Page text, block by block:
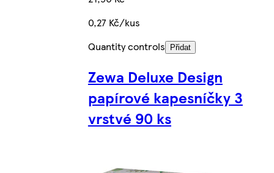
0,27 Kč/kus
Quantity controls
Přidat
Zewa Deluxe Design
papírové kapesníčky 3
vrstvé 90 ks